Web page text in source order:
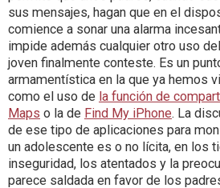
sus mensajes, hagan que en el
comience a sonar una alarma
impide además cualquier otro uso
joven finalmente conteste. Es un
armamentística en la que ya hemos
como el uso de la función de
Maps o la de Find My iPhone. La
de ese tipo de aplicaciones para
un adolescente es o no lícita, en los
inseguridad, los atentados y la
parece saldada en favor de los